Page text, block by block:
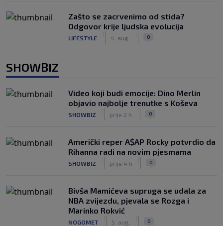
Zašto se zacrvenimo od stida?
Odgovor krije ljudska evolucija
LIFESTYLE 4. aug. 0
SHOWBIZ
Video koji budi emocije: Dino Merlin
objavio najbolje trenutke s Koševa
SHOWBIZ prije 2 h 0
Američki reper A$AP Rocky potvrdio da
Rihanna radi na novim pjesmama
SHOWBIZ prije 4 h 0
Bivša Mamićeva supruga se udala za
NBA zvijezdu, pjevala se Rozga i
Marinko Rokvić
NOGOMET 5. aug. 0